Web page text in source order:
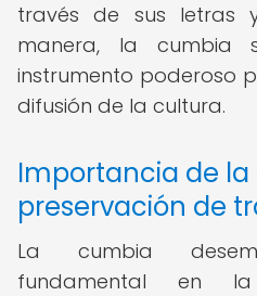
través de sus letras
manera, la cumbia
instrumento poderoso
difusión de la cultura.
Importancia de
preservación de
La cumbia
fundamental en